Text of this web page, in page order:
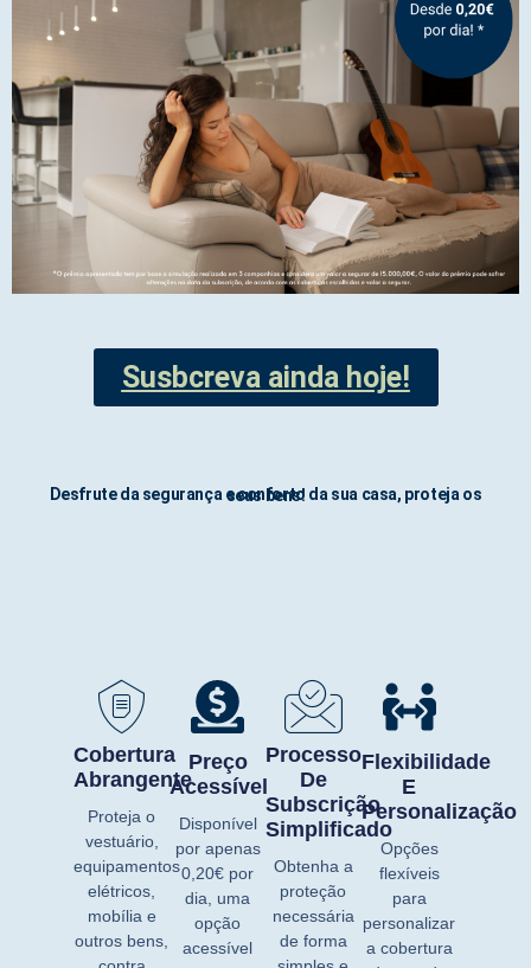
Susbcreva ainda hoje!
Desfrute da segurança e conforto da sua casa, proteja os seus bens!
Cobertura
Abrangente
Proteja o
vestuário,
equipamentos
elétricos,
mobília e
outros bens,
Preço
Acessível
Disponível
por apenas
0,20€ por
dia, uma
opção
acessível
Processo
De
Subscrição
Simplificado
Obtenha a
proteção
necessária
de forma
Flexibilidade
E
Personalização
Opções
flexíveis
para
personalizar
a cobertura